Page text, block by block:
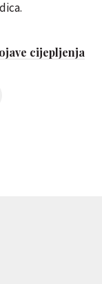
cijepljenja